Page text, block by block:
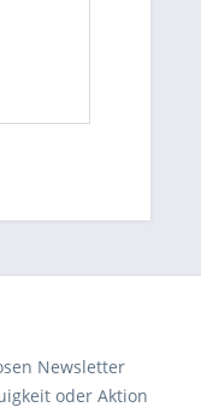
Newsletter
oder Aktion